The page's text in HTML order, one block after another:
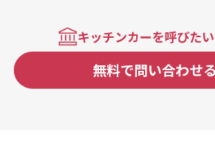
キッチンカーを呼びた
無料で問い合わせる